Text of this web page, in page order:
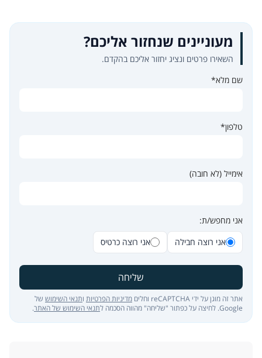
מעוניינים שנחזור אליכם?
השאירו פרטים ונציג יחזור אליכם בהקדם.
שם מלא*
טלפון*
אימייל (לא חובה)
אני מחפש/ת:
אני רוצה חבילה
אני רוצה כרטיס
שליחה
אתר זה מוגן על ידי reCAPTCHA וחלים מדיניות הפרטיות ותנאי השימוש של
Google. לחיצה על כפתור "שליחה" מהווה הסכמה ל
תנאי השימוש של האתר.